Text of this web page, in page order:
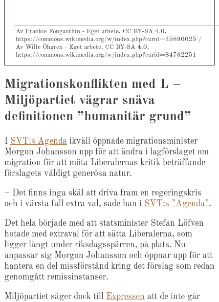
Av Frankie Fouganthin - Eget arbete, CC BY-SA 4.0,
https://commons.wikimedia.org/w/index.php?curid=35890025 /
Av Wille Öhgren - Eget arbete, CC BY-SA 4.0,
https://commons.wikimedia.org/w/index.php?curid=84762251
Migrationskonflikten med L –
Miljöpartiet vägrar snäva
definitionen ”humanitär grund”
I SVT:s Agenda ikväll öppnade migrationsminister
Morgon Johansson upp för att ändra i lagförslaget om
migration för att möta Liberalernas kritik beträffande
förslagets väldigt generösa natur.
– Det finns inga skäl att driva fram en regeringskris
och i värsta fall extra val, sade han i SVT:s ”Agenda”.
Det hela började med att statsminister Stefan Löfven
hotade med extraval för att sätta Liberalerna, som
ligger långt under riksdagsspärren, på plats. Nu
anpassar sig Morgon Johansson och öppnar upp för att
hantera en del missförstånd kring det förslag som redan
genomgått remissinstanser.
Miljöpartiet säger dock till Expressen att de inte går